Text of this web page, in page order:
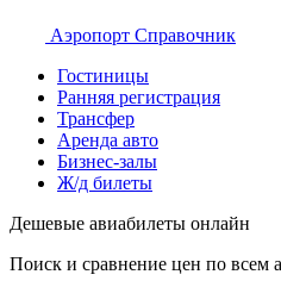
Аэропорт Справочник
Гостиницы
Ранняя регистрация
Трансфер
Аренда авто
Бизнес-залы
Ж/д билеты
Дешевые авиабилеты онлайн
Поиск и сравнение цен по всем